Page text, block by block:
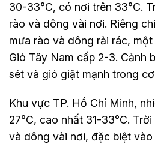
30-33°C, có nơi trên 33°C.
rào và dông vài nơi. Riêng
mưa rào và dông rải rác,
Gió Tây Nam cấp 2-3. Cảnh
sét và gió giật mạnh trong
Khu vực TP. Hồ Chí Minh,
27°C, cao nhất 31-33°C.
và dông vài nơi, đặc biệt